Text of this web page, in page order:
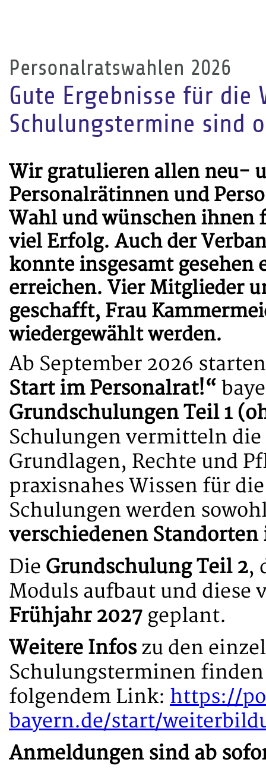
Personalratswahlen 2026
Gute Ergebnisse für die
Schulungstermine sind
Wir gratulieren allen neu-
Personalrätinnen und
Wahl und wünschen ihnen
viel Erfolg. Auch der
konnte insgesamt
erreichen. Vier Mitglieder
geschafft, Frau
wiedergewählt werden.
Ab September 2026
Start im Personalrat!“
Grundschulungen Teil 1
Schulungen vermitteln
Grundlagen, Rechte und
praxisnahes Wissen für
Schulungen werden
verschiedenen Standorten
Die Grundschulung Teil 2,
Moduls aufbaut und diese
Frühjahr 2027 geplant.
Weitere Infos zu den
Schulungsterminen
folgendem Link: https://
bayern.de/start/
Anmeldungen sind ab